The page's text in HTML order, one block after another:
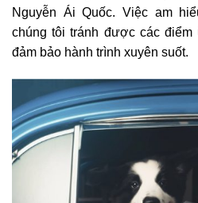
Nguyễn Ái Quốc. Việc am
chúng tôi tránh được các
đảm bảo hành trình xuyên suốt.